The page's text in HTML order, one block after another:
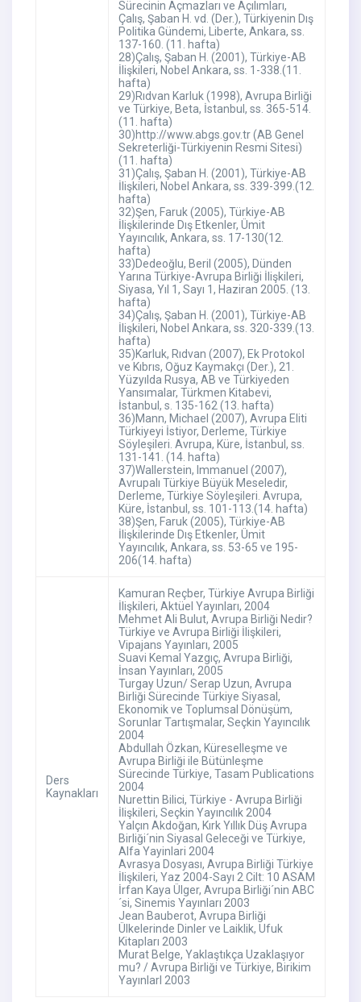
Sürecinin Açmazları ve Açılımları,
Çalış, Şaban H. vd. (Der.), Türkiyenin Dış
Politika Gündemi, Liberte, Ankara, ss.
137-160. (11. hafta)
28)Çalış, Şaban H. (2001), Türkiye-AB
İlişkileri, Nobel Ankara, ss. 1-338.(11.
hafta)
29)Rıdvan Karluk (1998), Avrupa Birliği
ve Türkiye, Beta, İstanbul, ss. 365-514.
(11. hafta)
30)http://www.abgs.gov.tr (AB Genel
Sekreterliği-Türkiyenin Resmi Sitesi)
(11. hafta)
31)Çalış, Şaban H. (2001), Türkiye-AB
İlişkileri, Nobel Ankara, ss. 339-399.(12.
hafta)
32)Şen, Faruk (2005), Türkiye-AB
İlişkilerinde Dış Etkenler, Ümit
Yayıncılık, Ankara, ss. 17-130(12.
hafta)
33)Dedeoğlu, Beril (2005), Dünden
Yarına Türkiye-Avrupa Birliği İlişkileri,
Siyasa, Yıl 1, Sayı 1, Haziran 2005. (13.
hafta)
34)Çalış, Şaban H. (2001), Türkiye-AB
İlişkileri, Nobel Ankara, ss. 320-339.(13.
hafta)
35)Karluk, Rıdvan (2007), Ek Protokol
ve Kıbrıs, Oğuz Kaymakçı (Der.), 21.
Yüzyılda Rusya, AB ve Türkiyeden
Yansımalar, Türkmen Kitabevi,
İstanbul, s. 135-162 (13. hafta)
36)Mann, Michael (2007), Avrupa Eliti
Türkiyeyi İstiyor, Derleme, Türkiye
Söyleşileri. Avrupa, Küre, İstanbul, ss.
131-141. (14. hafta)
37)Wallerstein, Immanuel (2007),
Avrupalı Türkiye Büyük Meseledir,
Derleme, Türkiye Söyleşileri. Avrupa,
Küre, İstanbul, ss. 101-113.(14. hafta)
38)Şen, Faruk (2005), Türkiye-AB
İlişkilerinde Dış Etkenler, Ümit
Yayıncılık, Ankara, ss. 53-65 ve 195-
206(14. hafta)
Ders
Kaynakları
Kamuran Reçber, Türkiye Avrupa Birliği
İlişkileri, Aktüel Yayınları, 2004
Mehmet Ali Bulut, Avrupa Birliği Nedir?
Türkiye ve Avrupa Birliği İlişkileri,
Vipajans Yayınları, 2005
Suavi Kemal Yazgıç, Avrupa Birliği,
İnsan Yayınları, 2005
Turgay Uzun/ Serap Uzun, Avrupa
Birliği Sürecinde Türkiye Siyasal,
Ekonomik ve Toplumsal Dönüşüm,
Sorunlar Tartışmalar, Seçkin Yayıncılık
2004
Abdullah Özkan, Küreselleşme ve
Avrupa Birliği ile Bütünleşme
Sürecinde Türkiye, Tasam Publications
2004
Nurettin Bilici, Türkiye - Avrupa Birliği
İlişkileri, Seçkin Yayıncılık 2004
Yalçın Akdoğan, Kırk Yıllık Düş Avrupa
Birliği´nin Siyasal Geleceği ve Türkiye,
Alfa Yayinlari 2004
Avrasya Dosyası, Avrupa Birliği Türkiye
İlişkileri, Yaz 2004-Sayı 2 Cilt: 10 ASAM
İrfan Kaya Ülger, Avrupa Birliği´nin ABC
´si, Sinemis Yayınları 2003
Jean Bauberot, Avrupa Birliği
Ülkelerinde Dinler ve Laiklik, Ufuk
Kitapları 2003
Murat Belge, Yaklaştıkça Uzaklaşıyor
mu? / Avrupa Birliği ve Türkiye, Birikim
YayınlarI 2003